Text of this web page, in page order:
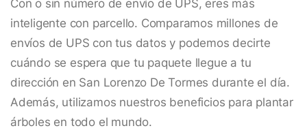
Con o sin número de envío de UPS, eres más
inteligente con parcello. Comparamos millones de
envíos de UPS con tus datos y podemos decirte
cuándo se espera que tu paquete llegue a tu
dirección en San Lorenzo De Tormes durante el día.
Además, utilizamos nuestros beneficios para plantar
árboles en todo el mundo.